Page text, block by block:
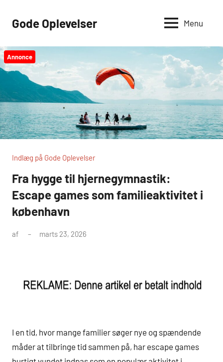
Gode Oplevelser Menu
Annonce
Indlæg på Gode Oplevelser
Fra hygge til hjernegymnastik:
Escape games som familieaktivitet i
københavn
af marts 23, 2026
I en tid, hvor mange familier søger nye og spændende
måder at tilbringe tid sammen på, har escape games